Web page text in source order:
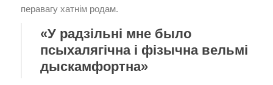
перавагу хатнім родам.
«У радзільні мне было
псыхалягічна і фізычна вельмі
дыскамфортна»